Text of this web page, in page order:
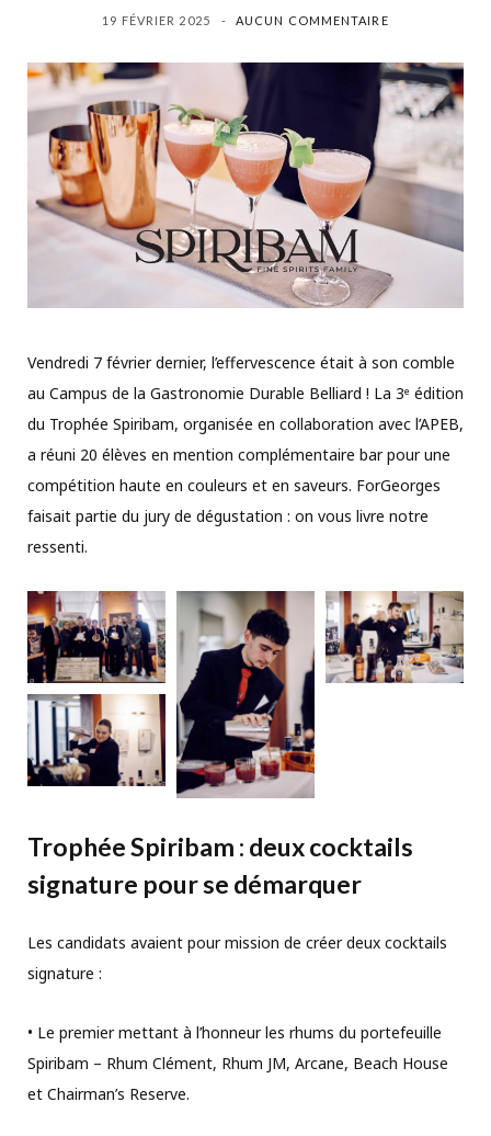
19 FÉVRIER 2025 AUCUN COMMENTAIRE
Vendredi 7 février dernier, l’effervescence était à son comble
au Campus de la Gastronomie Durable Belliard ! La 3ᵉ édition
du Trophée Spiribam, organisée en collaboration avec l’APEB,
a réuni 20 élèves en mention complémentaire bar pour une
compétition haute en couleurs et en saveurs. ForGeorges
faisait partie du jury de dégustation : on vous livre notre
ressenti.
Trophée Spiribam : deux cocktails
signature pour se démarquer
Les candidats avaient pour mission de créer deux cocktails
signature :
• Le premier mettant à l’honneur les rhums du portefeuille
Spiribam – Rhum Clément, Rhum JM, Arcane, Beach House
et Chairman’s Reserve.